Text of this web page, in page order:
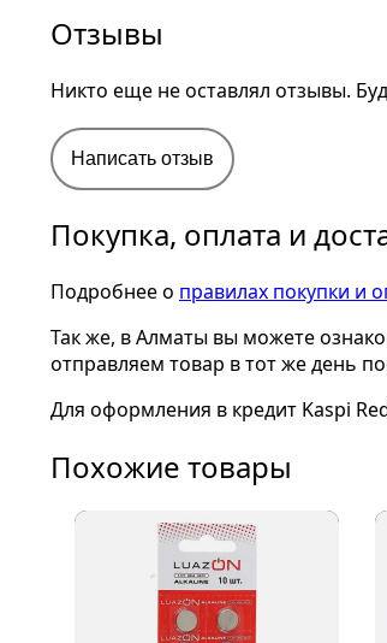
Отзывы
Никто еще не оставлял отзывы.
Написать отзыв
Покупка, оплата и
Подробнее о правилах покупки и
Так же, в Алматы вы можете
отправляем товар в тот же день
Для оформления в кредит Kaspi
Похожие товары